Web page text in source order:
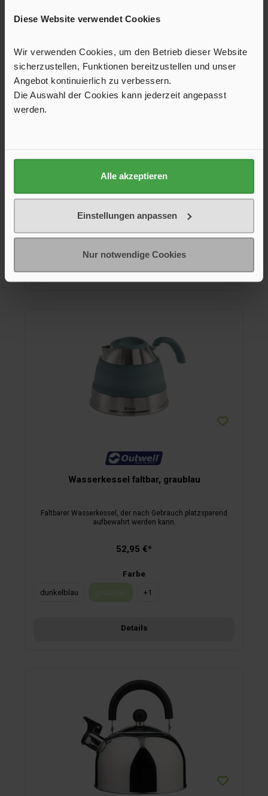
Diese Website verwendet Cookies
Wir verwenden Cookies, um den Betrieb dieser Website
sicherzustellen, Funktionen bereitzustellen und unser
Angebot kontinuierlich zu verbessern.
Die Auswahl der Cookies kann jederzeit angepasst
werden.
Alle akzeptieren
Einstellungen anpassen
Nur notwendige Cookies
aufbewahrt werden kann.
Farbe
dunkelblau
dunkelgrün
In den Warenkorb
Wasserkessel faltbar, graublau
Faltbarer Wasserkessel, der nach Gebrauch platzsparend
aufbewahrt werden kann.
52,95 €*
Farbe
dunkelblau
(Diese Option ist zurzeit nicht verfügbar.)
+1
Details